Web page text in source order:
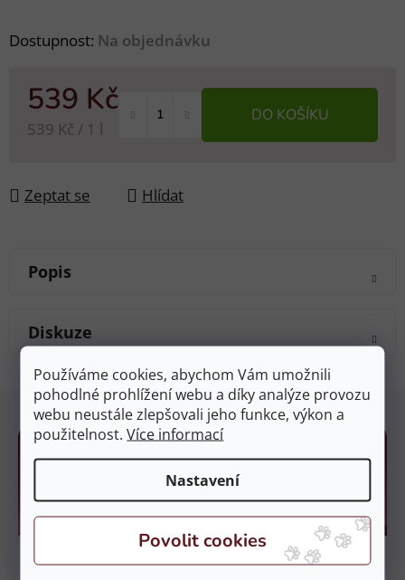
Používáme cookies, abychom Vám umožnili
pohodlné prohlížení webu a díky analýze provozu
webu neustále zlepšovali jeho funkce, výkon a
použitelnost.Více informací
Nastavení
Dostupnost: Na objednávku
539 Kč
Měrná cena:
539 Kč / 1 l
DO KOŠÍKU
Zeptat se Hlídat
Popis
Diskuze
Kamenné prodejny